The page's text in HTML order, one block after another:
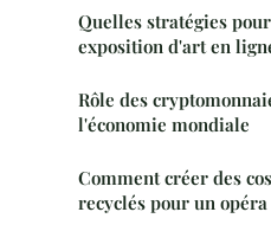
Quelles stratégies
exposition d'art en
Rôle des
l'économie mondiale
Comment créer des
recyclés pour un